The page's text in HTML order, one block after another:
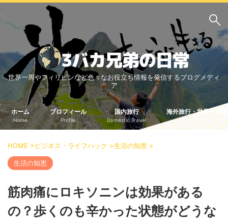
サイト内検索
3バカ兄弟のブログ
三男：増田っちのブロ
グ
次男：タクジのブログ
長男：Yoshiのブログ
ビジネス・ライフハック
車関係
国内旅行
中部
中国・四国
世界一周やフィリピンなど色々なお役立ち情報を発信するブログメディ
ア
ホーム
Home
プロフィール
Profile
国内旅行
Domestic Travel
海外旅行・世界一周
HOME >ビジネス・ライフハック >生活の知恵 >
生活の知恵
筋肉痛にロキソニンは効果がある
の？歩くのも辛かった状態がどうな